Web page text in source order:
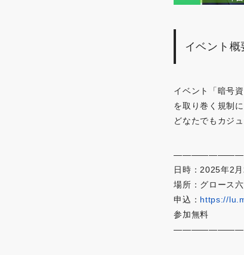
イベント概
イベント「暗号
を取り巻く規制
どなたでもカジ
日時：2025年2
場所：グロース
申込： https://
参加無料